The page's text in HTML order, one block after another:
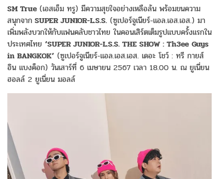
SM True (เอสเอ็ม ทรู) มีความสุขใจอย่างเหลือล้น พร้อมขนความ
สนุกจาก SUPER JUNIOR-L.S.S. (ซูเปอร์จูเนียร์-แอล.เอส.เอส.) มา
เพิ่มพลังบวกให้กับแฟนคลับชาวไทย ในคอนเสิร์ตเต็มรูปแบบครั้งแรกใน
ประเทศไทย ‘SUPER JUNIOR-L.S.S. THE SHOW : Th3ee Guys
in BANGKOK’ (ซูเปอร์จูเนียร์-แอล.เอส.เอส. เดอะ โชว์ : ทรี กายส์
อิน แบงค็อก) วันเสาร์ที่ 6 เมษายน 2567 เวลา 18.00 น. ณ ยูเนี่ยน
ฮอลล์ 2 ยูเนี่ยน มอลล์